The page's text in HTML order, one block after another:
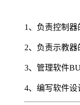
1、负责控制器
2、负责示教器
3、管理软件
4、编写软件设